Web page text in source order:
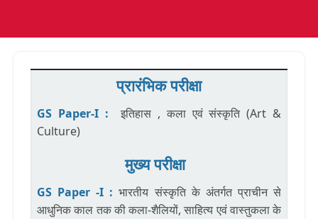
प्रारंभिक परीक्षा
GS Paper-I :
इतिहास , कला एवं संस्कृति (Art &
Culture)
मुख्य परीक्षा
GS Paper -I :भारतीय संस्कृति के अंतर्गत प्राचीन से
आधुनिक काल तक की कला-शैलियों, साहित्य एवं वास्तुकला के